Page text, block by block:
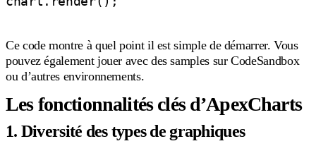
Ce code montre à quel point il est simple de démarrer. Vous
pouvez également jouer avec des samples sur CodeSandbox
ou d’autres environnements.
Les fonctionnalités clés d’ApexCharts
1. Diversité des types de graphiques